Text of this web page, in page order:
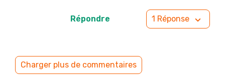
Répondre 1 Réponse
Charger plus de commentaires